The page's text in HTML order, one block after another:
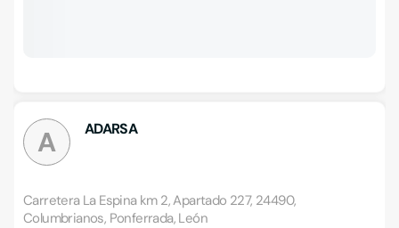
A ADARSA
Carretera La Espina km 2, Apartado 227, 24490,
Columbrianos, Ponferrada, León